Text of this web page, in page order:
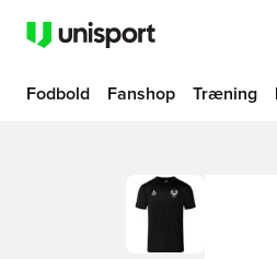
Fodbold Fanshop Træning